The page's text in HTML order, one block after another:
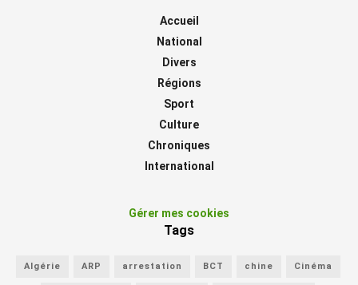
Accueil
National
Divers
Régions
Sport
Culture
Chroniques
International
Gérer mes cookies
Tags
Algérie ARP arrestation BCT chine Cinéma